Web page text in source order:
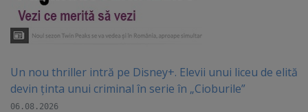
Un nou thriller intră pe Disney+. Elevii unui liceu de elită
devin ținta unui criminal în serie în „Cioburile”
06.08.2026